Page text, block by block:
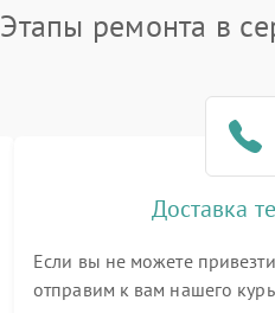
Этапы ремонта в
Доставка
Если вы не можете
отправим к вам нашего